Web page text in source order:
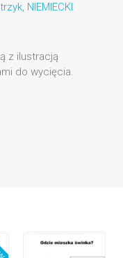
, NIEMIECKI
z ilustracją
do wycięcia.